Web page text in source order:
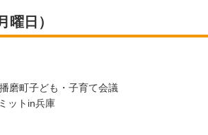
曜日）
磨町子ども・子育て会議
ットin兵庫